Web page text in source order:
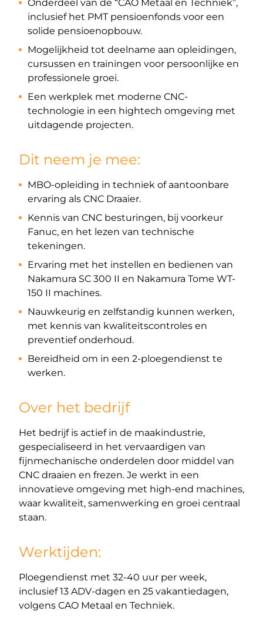
Onderdeel van de “CAO Metaal en Techniek”,
inclusief het PMT pensioenfonds voor een
solide pensioenopbouw.
Mogelijkheid tot deelname aan opleidingen,
cursussen en trainingen voor persoonlijke en
professionele groei.
Een werkplek met moderne CNC-
technologie in een hightech omgeving met
uitdagende projecten.
Dit neem je mee:
MBO-opleiding in techniek of aantoonbare
ervaring als CNC Draaier.
Kennis van CNC besturingen, bij voorkeur
Fanuc, en het lezen van technische
tekeningen.
Ervaring met het instellen en bedienen van
Nakamura SC 300 II en Nakamura Tome WT-
150 II machines.
Nauwkeurig en zelfstandig kunnen werken,
met kennis van kwaliteitscontroles en
preventief onderhoud.
Bereidheid om in een 2-ploegendienst te
werken.
Over het bedrijf
Het bedrijf is actief in de maakindustrie,
gespecialiseerd in het vervaardigen van
fijnmechanische onderdelen door middel van
CNC draaien en frezen. Je werkt in een
innovatieve omgeving met high-end machines,
waar kwaliteit, samenwerking en groei centraal
staan.
Werktijden:
Ploegendienst met 32-40 uur per week,
inclusief 13 ADV-dagen en 25 vakantiedagen,
volgens CAO Metaal en Techniek.